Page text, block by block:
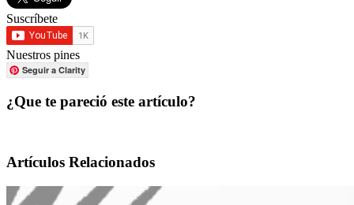
Suscríbete
Nuestros pines
Seguir a Clarity
¿Que te pareció este artículo?
Artículos Relacionados